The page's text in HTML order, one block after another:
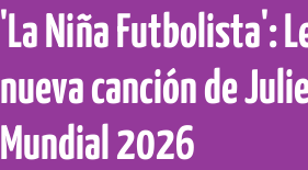
'La Niña Futbolista':
nueva canción de
Mundial 2026